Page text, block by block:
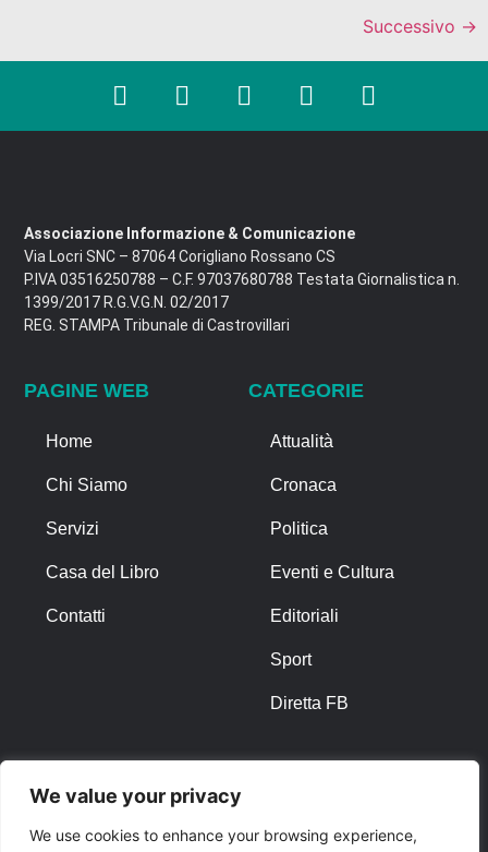
We value your privacy
We use cookies to enhance your browsing experience,
Successivo →
Associazione Informazione & Comunicazione
Via Locri SNC – 87064 Corigliano Rossano CS
P.IVA 03516250788 – C.F. 97037680788 Testata Giornalistica n.
1399/2017 R.G.V.G.N. 02/2017
REG. STAMPA Tribunale di Castrovillari
PAGINE WEB
Home
Chi Siamo
Servizi
Casa del Libro
Contatti
CATEGORIE
Attualità
Cronaca
Politica
Eventi e Cultura
Editoriali
Sport
Diretta FB